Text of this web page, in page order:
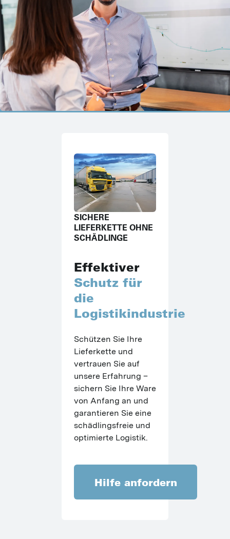
SICHERE
LIEFERKETTE OHNE
SCHÄDLINGE
Effektiver
Schutz für
die
Logistikindustrie
Schützen Sie Ihre
Lieferkette und
vertrauen Sie auf
unsere Erfahrung –
sichern Sie Ihre Ware
von Anfang an und
garantieren Sie eine
schädlingsfreie und
optimierte Logistik.
Hilfe anfordern